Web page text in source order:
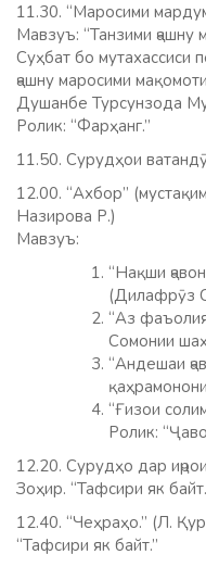
11.30. “Маросими
Мавзуъ: “Танзими ҷашну
Суҳбат бо мутахассиси
ҷашну маросими
Душанбе Турсунзода
Ролик: “Фарҳанг.”
11.50. Сурудҳои
12.00. “Ахбор”
Назирова Р.)
Мавзуъ:
“Нақши
(Дилафрӯз
“Аз
Сомонии
“Андешаи
“Ғизои
Ролик:
12.20. Сурудҳо дар
Зоҳир. “Тафсири як
12.40. “Чеҳраҳо.” (Л.
“Тафсири як байт.”